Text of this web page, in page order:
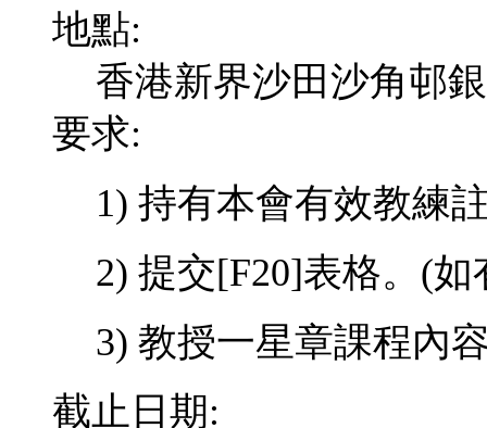
地點:
香港新界沙田沙角邨
要求:
1) 持有本會有效教練
2) 提交[F20]表格。 (如
3) 教授一星章課程內
截止日期: